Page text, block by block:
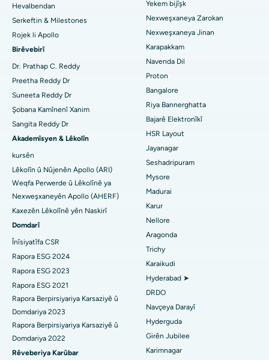
Dermatolog bibîne
Urolog bibîne
Diyabetolog bibîne
Jinekolog Bibîne
Bijîşkê Giştî Bibîne
Psîkolog Bibîne
Cerrahê Giştî Bibîne
Nexweşxaneya herî baş li Kotturpuram, Chennai
Nexweşxaneya çêtirîn li Kovai Road, Karur
Nexweşxaneya herî baş li Karapakkam, Chennai
Nexweşxaneya herî baş li Arilova, Vizag
Nexweşxaneya herî baş li Kanpur Road, Lucknow
Nexweşxaneya herî baş li Sektora-26, Noida
Nexweşxaneya herî baş li Gandhinagar, Ahmedabad
Nexweşxaneya herî baş li Aragonda, Andhra Pradesh
Nexweşxaneya herî baş li Bannerghatta Road, Bangalore
Nexweşxaneya herî baş li Yekîneya-15, Bhubaneswar
Nexweşxaneya herî baş li Seepat Road, Bilaspur
Nexweşxaneya herî baş li Ellisbridge, Ahmedabad
Nexweşxaneya herî baş li New Delhiyê
Nexweşxaneya herî baş li DRDO, Hyderabad
Nexweşxaneya herî baş li GS Road, Guwahati
Angiogram Coronary
Veguheztina Valveya Aortê ya Transkateterê
Çakkirina Vana MitraClip
Ablation kateter
Surgery Veavakirina ACL
Veguhestina erikê Berepaş
Ablation endometrial
Embolîzasyona Artery Uterine
Emeliyata Penceşêrê Sîngê
Brachytherapy
Kolonyoscopy
Polypotomy
Stîlasyona Mejî ya Kûr
Hevalbendan
Serkeftin & Milestones
Rojek li Apollo
Birêvebirî
Dr. Prathap C. Reddy
Preetha Reddy Dr
Suneeta Reddy Dr
Şobana Kamînenî Xanim
Sangita Reddy Dr
Akademîsyen & Lêkolîn
kursên
Lêkolîn û Nûjenên Apollo (ARI)
Weqfa Perwerde û Lêkolînê ya
Nexweşxaneyên Apollo (AHERF)
Kaxezên Lêkolînê yên Naskirî
Domdarî
Înîsiyatîfa CSR
Rapora ESG 2024
Rapora ESG 2023
Rapora ESG 2021
Rapora Berpirsiyariya Karsaziyê û
Domdariya 2023
Rapora Berpirsiyariya Karsaziyê û
Domdariya 2022
Rêveberiya Karûbar
Yekem bijîşk
Nexweşxaneya Zarokan
Nexweşxaneya Jinan
Karapakkam
Navenda Dil
Proton
Bangalore
Riya Bannerghatta
Bajarê Elektronîkî
HSR Layout
Jayanagar
Seshadripuram
Mysore
Madurai
Karur
Nellore
Aragonda
Trichy
Karaikudi
Hyderabad ➤
DRDO
Navçeya Darayî
Hyderguda
Girên Jubilee
Karimnagar